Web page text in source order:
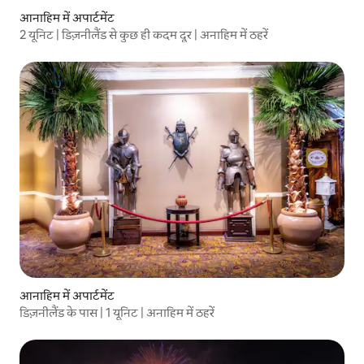
आनाहिम में अपार्टमेंट
2 यूनिट | डिज़नीलैंड से कुछ ही कदम दूर | अनाहिम में ठहरें
आनाहिम में अपार्टमेंट
डिज़नीलैंड के पास | 1 यूनिट | अनाहिम में ठहरें